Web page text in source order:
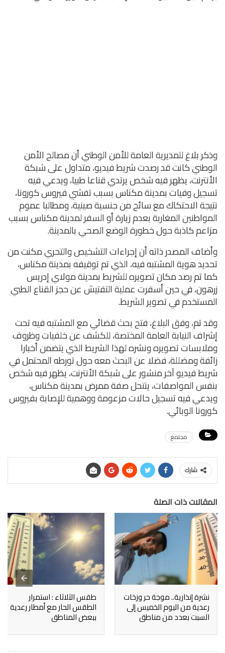
وذكر بلاغ للمديرية العامة للأمن الوطني أن مصالح الأمن
الوطني كانت قد رصدت شريط فيديو، متداول على شبكة
الأنترنت، يظهر فيه شخص يرتدي قناعا طبيا، ويدعي فيه
تسجيل وفيات بمدينة مكناس بسبب تفشي فيروس كورونا،
نتيجة الاحتكاك مع سائح من جنسية صينية، ومطالبا عموم
المواطنين المغاربة بعدم زيارة أو السفر لمدينة مكناس بسبب
مزاعم كاذبة حول خطورة الوضع الصحي بالمدينة.
وأضاف المصدر ذاته أن إجراءات التشخيص والتحري مكنت من
تحديد هوية المشتبه فيه، الذي تم توقيفه بمدينة مكناس،
كما تم رصد مكان تصويره للشريط بمدينة مولاي إدريس
زرهون، في حين أسفرت عملية التفتيش عن حجز القناع الطبي
المستخدم في تصوير الشريط.
وقد تم، وفق البلاغ، فتح بحث قضائي مع المشتبه فيه تحت
إشراف النيابة العامة المختصة، للكشف عن خلفيات وظروف
وملابسات تصويره ونشره لهذا الشريط الذي يتضمن أخبارا
زائفة ومضللة، فضلا عن البحث معه حول تورطه المحتمل في
شريط فيديو آخر منشور على شبكة الأنترنت، يظهر فيه شخص
بنفس المواصفات، ينتحل صفة ممرض بمدينة مكناس،
ويدعي فيه تسجيل حالات مزعومة ووهمية للإصابة بفيروس
كورونا الوبائي.
مجتمع
شارك
المقالات ذات الصلة
نشرة إنذارية.. موجة حر وزخات
رعدية من اليوم الخميس إلى
السبت بعدد من مناطق
طقس الثلاثاء : استمرار
الطقس الحار مع أمطار رعدية
ببعض المناطق